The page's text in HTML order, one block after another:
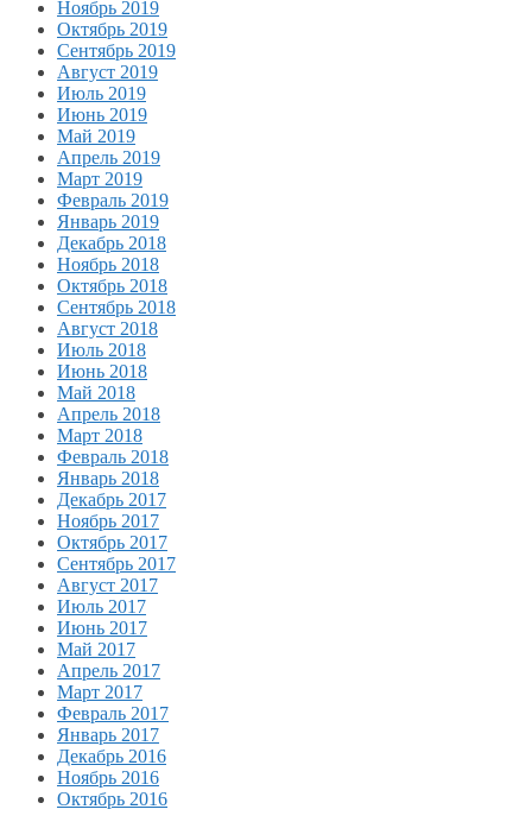
Ноябрь 2019
Октябрь 2019
Сентябрь 2019
Август 2019
Июль 2019
Июнь 2019
Май 2019
Апрель 2019
Март 2019
Февраль 2019
Январь 2019
Декабрь 2018
Ноябрь 2018
Октябрь 2018
Сентябрь 2018
Август 2018
Июль 2018
Июнь 2018
Май 2018
Апрель 2018
Март 2018
Февраль 2018
Январь 2018
Декабрь 2017
Ноябрь 2017
Октябрь 2017
Сентябрь 2017
Август 2017
Июль 2017
Июнь 2017
Май 2017
Апрель 2017
Март 2017
Февраль 2017
Январь 2017
Декабрь 2016
Ноябрь 2016
Октябрь 2016